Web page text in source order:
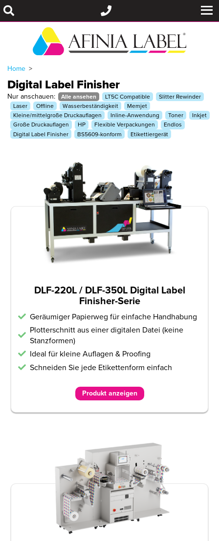
Home
Digital Label Finisher
Nur anschauen: Alle ansehen LT5C Compatible
Slitter Rewinder
Laser
Offline Wasserbeständigkeit
Memjet
Kleine/mittelgroße Druckauflagen
Inline-Anwendung Toner
Inkjet
Große Druckauflagen
HP Flexible Verpackungen
Endlos
Digital Label Finisher
BS5609-konform Etikettiergerät
DLF-220L / DLF-350L Digital Label
Finisher-Serie
Geräumiger Papierweg für einfache Handhabung
Plotterschnitt aus einer digitalen Datei (keine
Stanzformen)
Ideal für kleine Auflagen & Proofing
Schneiden Sie jede Etikettenform einfach
Produkt anzeigen